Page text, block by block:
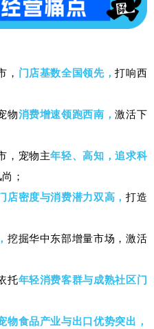
， 门店基数全国领先，打响西
物消费增速领跑西南，激活下
，宠物主年轻、高知，追求科
；
店密度与消费潜力双高， 打造
， 挖掘华中东部增量市场， 激活
托年轻消费客群与成熟社区门
物食品产业与出口优势突出，